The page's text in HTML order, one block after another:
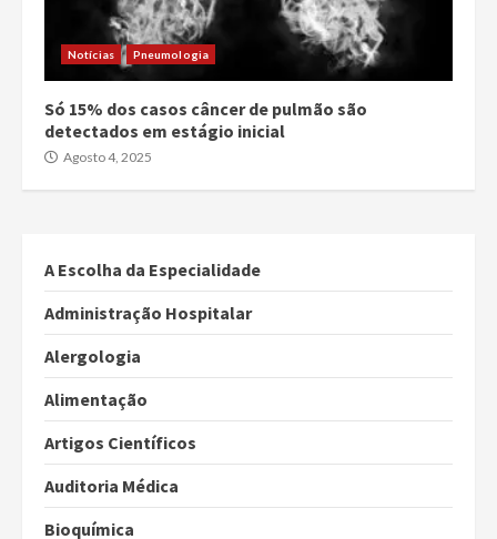
Notícias Pneumologia
Só 15% dos casos câncer de pulmão são
detectados em estágio inicial
Agosto 4, 2025
A Escolha da Especialidade
Administração Hospitalar
Alergologia
Alimentação
Artigos Científicos
Auditoria Médica
Bioquímica